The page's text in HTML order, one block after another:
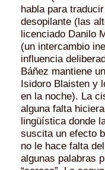
habla para
desopilante (las
licenciado Danilo
(un intercambio
influencia
Báñez mantiene
Isidoro Blaisten y
en la noche). La
alguna falta
lingüística donde
suscita un efecto
no le hace falta
algunas palabras